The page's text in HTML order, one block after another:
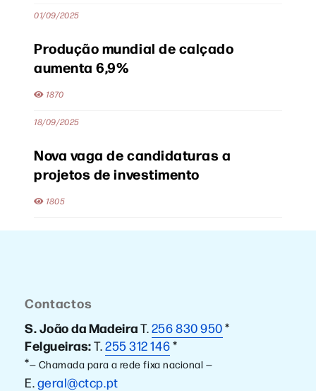
01/09/2025
Produção mundial de calçado
aumenta 6,9%
1870
18/09/2025
Nova vaga de candidaturas a
projetos de investimento
1805
Contactos
S. João da MadeiraT.256 830 950*
Felgueiras:T.255 312 146*
*— Chamada para a rede fixa nacional —
E.geral@ctcp.pt